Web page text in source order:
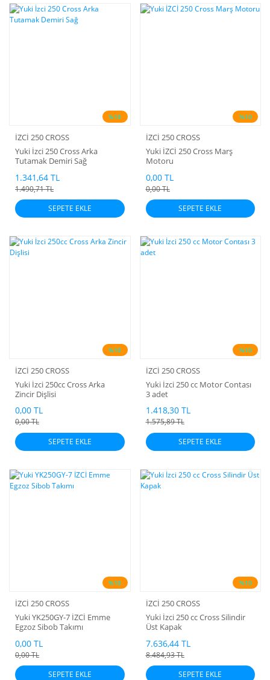
%10
İZCİ 250 CROSS
Yuki İzci 250 Cross Arka
Tutamak Demiri Sağ
1.341,64 TL
1.490,71 TL
SEPETE EKLE
%10
İZCİ 250 CROSS
Yuki İZCİ 250 Cross Marş
Motoru
0,00 TL
0,00 TL
SEPETE EKLE
%10
İZCİ 250 CROSS
Yuki İzci 250cc Cross Arka
Zincir Dişlisi
0,00 TL
0,00 TL
SEPETE EKLE
%10
İZCİ 250 CROSS
Yuki İzci 250 cc Motor Contası
3 adet
1.418,30 TL
1.575,89 TL
SEPETE EKLE
%10
İZCİ 250 CROSS
Yuki YK250GY-7 İZCİ Emme
Egzoz Sibob Takımı
0,00 TL
0,00 TL
SEPETE EKLE
%10
İZCİ 250 CROSS
Yuki İzci 250 cc Cross Silindir
Üst Kapak
7.636,44 TL
8.484,93 TL
SEPETE EKLE